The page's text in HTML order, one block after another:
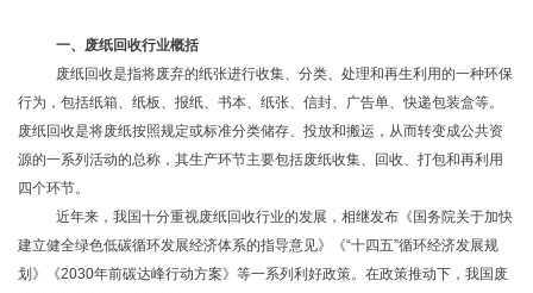
一、 废纸回收行业概括
废纸回收是指将废弃的纸张进行收集、分类、处理和再生利用的一种环保
行为，包括纸箱、纸板、报纸、书本、纸张、信封、广告单、快递包装盒等。
废纸回收是将废纸按照规定或标准分类储存、投放和搬运，从而转变成公共资
源的一系列活动的总称，其生产环节主要包括废纸收集、回收、打包和再利用
四个环节。
近年来，我国十分重视废纸回收行业的发展，相继发布《国务院关于加快
建立健全绿色低碳循环发展经济体系的指导意见》《“十四五”循环经济发展规
划》《2030年前碳达峰行动方案》等一系列利好政策。在政策推动下，我国废